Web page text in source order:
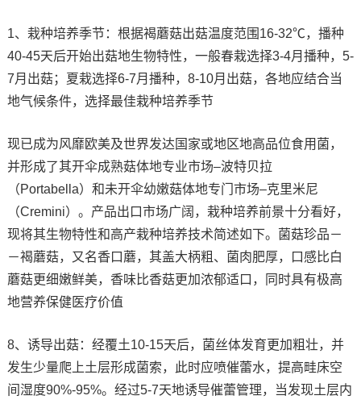
1、栽种培养季节：根据褐蘑菇出菇温度范围16-32℃，播种
40-45天后开始出菇地生物特性，一般春栽选择3-4月播种，5-
7月出菇；夏栽选择6-7月播种，8-10月出菇，各地应结合当
地气候条件，选择最佳栽种培养季节
现已成为风靡欧美及世界发达国家或地区地高品位食用菌，
并形成了其开伞成熟菇体地专业市场–波特贝拉
（Portabella）和未开伞幼嫩菇体地专门市场–克里米尼
（Cremini）。产品出口市场广阔，栽种培养前景十分看好，
现将其生物特性和高产栽种培养技术简述如下。菌菇珍品－
－褐蘑菇，又名香口蘑，其盖大柄粗、菌肉肥厚，口感比白
蘑菇更细嫩鲜美，香味比香菇更加浓郁适口，同时具有极高
地营养保健医疗价值
8、诱导出菇：经覆土10-15天后，菌丝体发育更加粗壮，并
发生少量爬上土层形成菌索，此时应喷催蕾水，提高畦床空
间湿度90%-95%。经过5-7天地诱导催蕾管理，当发现土层内